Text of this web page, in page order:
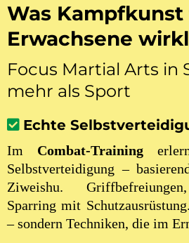
Was
Erwachsene
Focus Martial Arts in
mehr als Sport
Echte
Im Combat-Training
Selbstverteidigung –
Ziweishu.
Sparring mit
– sondern Techniken, die im